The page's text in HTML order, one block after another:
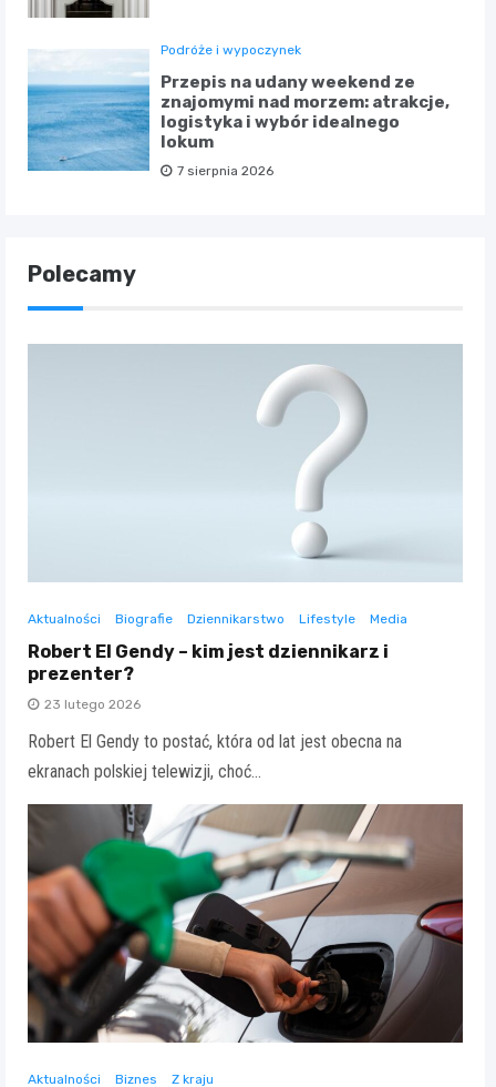
Podróże i wypoczynek
Przepis na udany weekend ze
znajomymi nad morzem: atrakcje,
logistyka i wybór idealnego
lokum
7 sierpnia 2026
Polecamy
Aktualności Biografie Dziennikarstwo Lifestyle Media
Robert El Gendy – kim jest dziennikarz i
prezenter?
23 lutego 2026
Robert El Gendy to postać, która od lat jest obecna na
ekranach polskiej telewizji, choć…
Aktualności Biznes Z kraju